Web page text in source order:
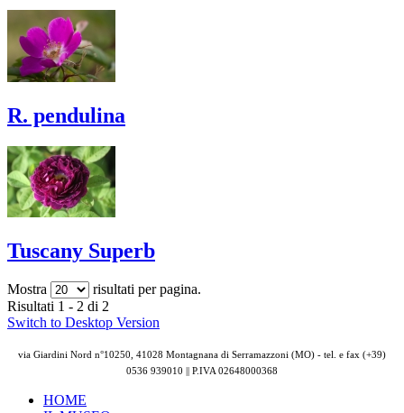
R. pendulina
Tuscany Superb
Mostra
risultati per pagina.
Risultati 1 - 2 di 2
Switch to Desktop Version
via Giardini Nord n°10250, 41028 Montagnana di Serramazzoni (MO) - tel. e fax (+39)
0536 939010 || P.IVA 02648000368
HOME